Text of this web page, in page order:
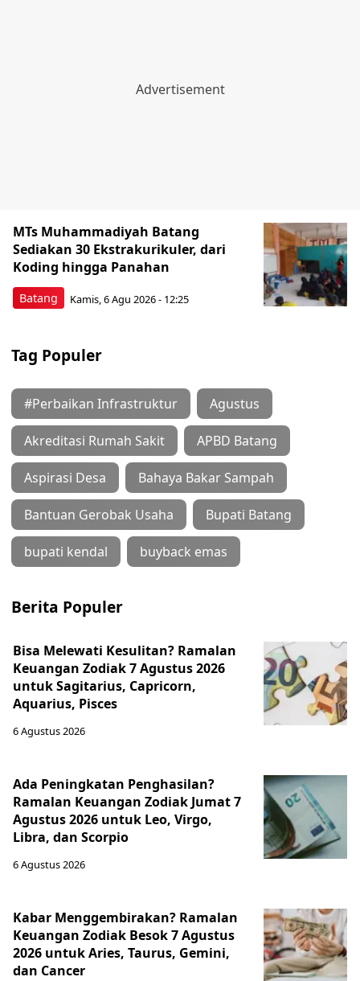
Batang
MTs Muhammadiyah Batang
Sediakan 30 Ekstrakurikuler, dari
Koding hingga Panahan
Kamis, 6 Agu 2026 - 12:25
Tag Populer
#Perbaikan Infrastruktur Agustus
Akreditasi Rumah Sakit APBD Batang
Aspirasi Desa Bahaya Bakar Sampah
Bantuan Gerobak Usaha Bupati Batang
bupati kendal buyback emas
Berita Populer
Bisa Melewati Kesulitan? Ramalan
Keuangan Zodiak 7 Agustus 2026
untuk Sagitarius, Capricorn,
Aquarius, Pisces
6 Agustus 2026
Ada Peningkatan Penghasilan?
Ramalan Keuangan Zodiak Jumat 7
Agustus 2026 untuk Leo, Virgo,
Libra, dan Scorpio
6 Agustus 2026
Kabar Menggembirakan? Ramalan
Keuangan Zodiak Besok 7 Agustus
2026 untuk Aries, Taurus, Gemini,
dan Cancer